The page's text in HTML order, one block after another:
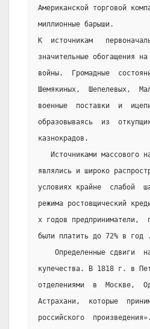
Американской торговой
миллионные барыши.
К  источникам
значительные обогащения
войны.  Громадные
Шемякиных,  Шепелевых,
военные  поставки  и
образовываясь  из
казнокрадов.
Источниками массового
являлись и широко
условиях крайне  слабой
режима ростовщический
х годов предприниматели,
были платить до 72% в год .
Определенные сдвиги
купечества. В 1818 г. в
отделениями  в  Москве,
Астрахани,  которые
российского